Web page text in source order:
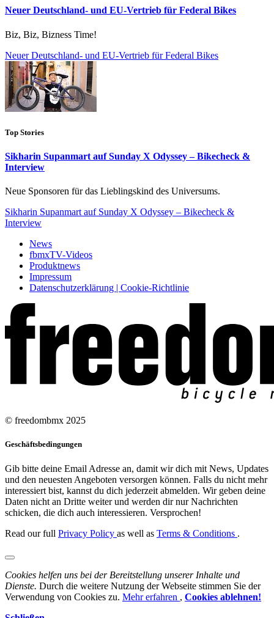
Neuer Deutschland- und EU-Vertrieb für Federal Bikes
Biz, Biz, Bizness Time!
Neuer Deutschland- und EU-Vertrieb für Federal Bikes
Top Stories
Sikharin Supanmart auf Sunday X Odyssey – Bikecheck &
Interview
Neue Sponsoren für das Lieblingskind des Universums.
Sikharin Supanmart auf Sunday X Odyssey – Bikecheck &
Interview
News
fbmxTV-Videos
Produktnews
Impressum
Datenschutzerklärung | Cookie-Richtlinie
© freedombmx 2025
Geschäftsbedingungen
Gib bitte deine Email Adresse an, damit wir dich mit News, Updates
und den neuesten Angeboten versorgen können. Falls du nicht mehr
interessiert bist, kannst du dich jederzeit abmelden. Wir geben deine
Daten nicht an Dritte weiter und werden dir nur Nachrichten
schicken, die dich auch interessieren. Versprochen!
Read our full Privacy Policy as well as Terms & Conditions .
Cookies helfen uns bei der Bereitstellung unserer Inhalte und
Dienste. Durch die weitere Nutzung der Webseite stimmen Sie der
Verwendung von Cookies zu. Mehr erfahren , Cookies ablehnen!